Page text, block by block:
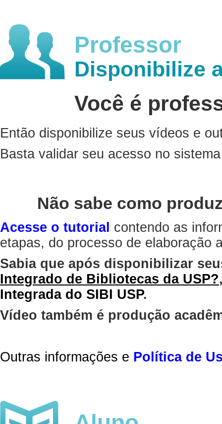
Professor
Disponibilize
Você é
Então disponibilize seus vídeos e
Basta validar seu acesso no
Não sabe como
Acesse o tutorial contendo as
etapas, do processo de elaboração
Sabia que após disponibilizar
Integrado de Bibliotecas da USP?
Integrada do SIBI USP.
Vídeo também é produção
Outras informações e Política de